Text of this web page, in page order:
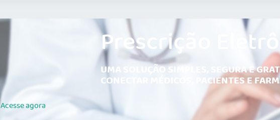
Acesseagora
Prescrição
UMA SOLUÇÃO SIMPLES, SEGURA E
CONECTAR MÉDICOS, PACIENTES E